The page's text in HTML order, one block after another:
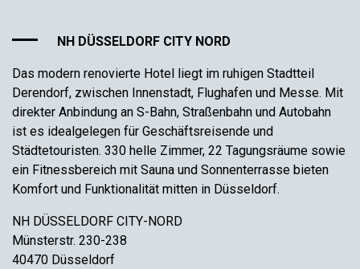
NH DÜSSELDORF CITY NORD
Das modern renovierte Hotel liegt im ruhigen Stadtteil
Derendorf, zwischen Innenstadt, Flughafen und Messe. Mit
direkter Anbindung an S-Bahn, Straßenbahn und Autobahn
ist es idealgelegen für Geschäftsreisende und
Städtetouristen. 330 helle Zimmer, 22 Tagungsräume sowie
ein Fitnessbereich mit Sauna und Sonnenterrasse bieten
Komfort und Funktionalität mitten in Düsseldorf.
NH DÜSSELDORF CITY-NORD
Münsterstr. 230-238
40470 Düsseldorf